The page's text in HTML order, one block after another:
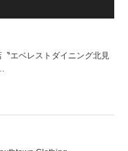
エベレストダイニング北見